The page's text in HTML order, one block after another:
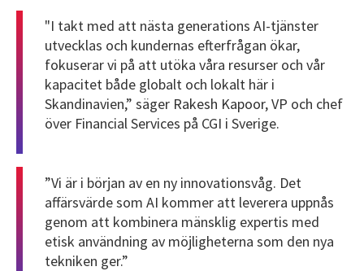
"I takt med att nästa generations AI-tjänster
utvecklas och kundernas efterfrågan ökar,
fokuserar vi på att utöka våra resurser och vår
kapacitet både globalt och lokalt här i
Skandinavien,” säger Rakesh Kapoor, VP och chef
över Financial Services på CGI i Sverige.
”Vi är i början av en ny innovationsvåg. Det
affärsvärde som AI kommer att leverera uppnås
genom att kombinera mänsklig expertis med
etisk användning av möjligheterna som den nya
tekniken ger.”